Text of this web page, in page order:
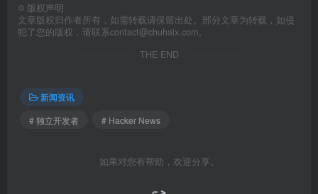
© 版权声明
文章版权归作者所有，如需转载请保留出处。部分文章为转载，如侵
犯了您的版权，请联系contact@chuhaix.com。
THE END
新闻资讯
# 独立开发者
# Hacker News
如果对您有帮助，欢迎分享。